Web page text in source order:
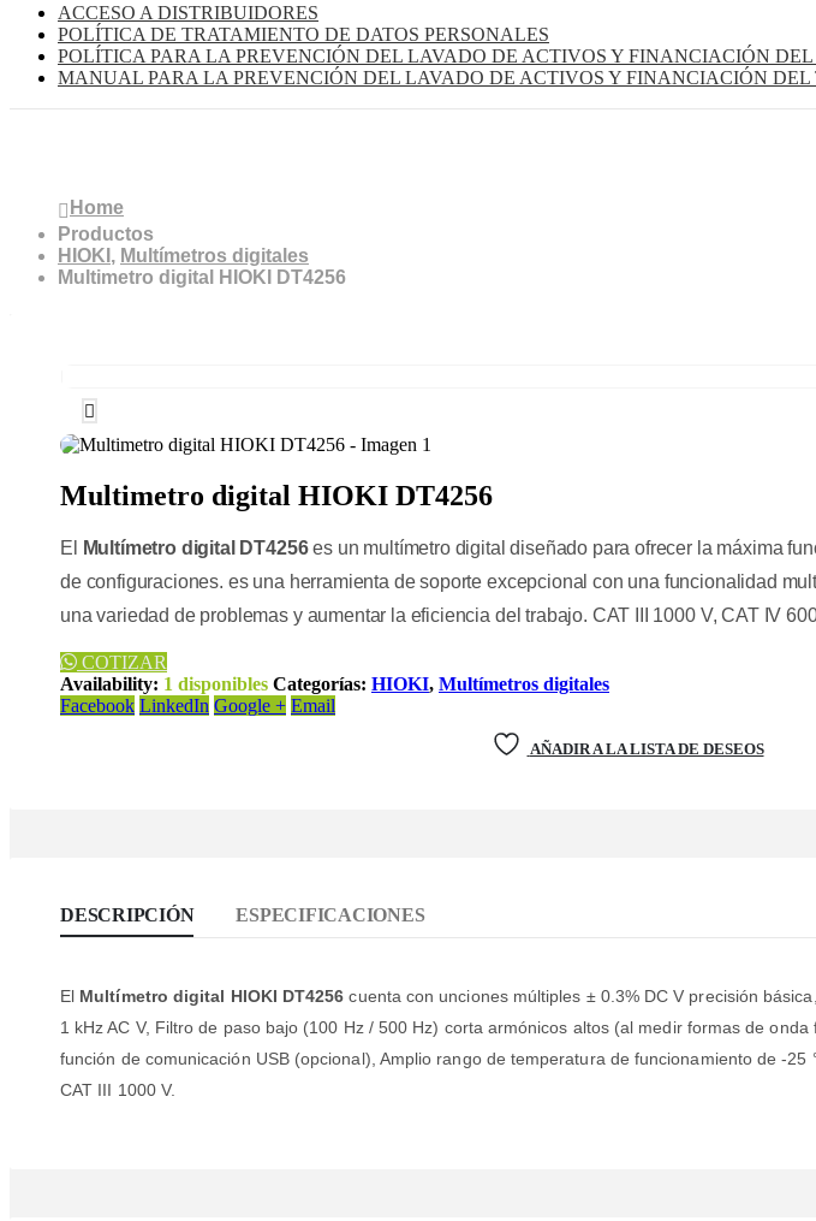
ACCESO A DISTRIBUIDORES
POLÍTICA DE TRATAMIENTO DE DATOS PERSONALES
POLÍTICA PARA LA PREVENCIÓN DEL LAVADO DE ACTIVOS Y FINANCIACIÓN
MANUAL PARA LA PREVENCIÓN DEL LAVADO DE ACTIVOS Y FINANCIACIÓN DEL
Home
Productos
HIOKI , Multímetros digitales
Multimetro digital HIOKI DT4256
Multimetro digital HIOKI DT4256
El Multímetro digital DT4256es un multímetro digital diseñado para ofrecer la máxima
de configuraciones. es una herramienta de soporte excepcional con una funcionalidad
una variedad de problemas y aumentar la eficiencia del trabajo. CAT III 1000 V, CAT IV
COTIZAR
Availability: 1 disponibles Categorías: HIOKI, Multímetros digitales
Facebook LinkedIn Google + Email
AÑADIR A LA LISTA DE DESEOS
DESCRIPCIÓN ESPECIFICACIONES
El Multímetro digital HIOKI DT4256 cuenta con unciones múltiples ± 0.3% DC V precisión
1 kHz AC V, Filtro de paso bajo (100 Hz / 500 Hz) corta armónicos altos (al medir formas de
función de comunicación USB (opcional), Amplio rango de temperatura de funcionamiento de -25
CAT III 1000 V.